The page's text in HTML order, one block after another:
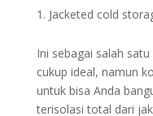
Jacketed cold
Ini sebagai salah
cukup ideal, namun
untuk bisa Anda
terisolasi total dari